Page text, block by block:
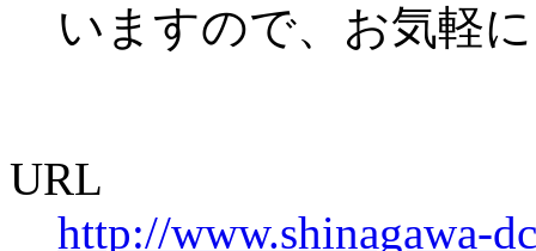
いますので、お気軽
URL
http://www.shinagawa-